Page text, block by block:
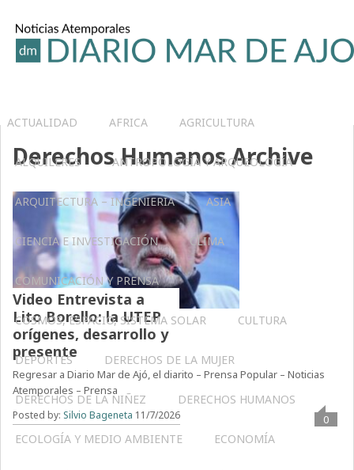
ACTUALIDAD AFRICA AGRICULTURA
ALQUILERES ANTROPOLOGÍA Y ARQUEOLOGÍA
ARQUITECTURA – INGENIERIA ASIA
CIENCIA E INVESTIGACIÓN CLIMA
COMUNICACIÓN Y PRENSA
COSMOS, ESPACIO, SISTEMA SOLAR CULTURA
DEPORTES DERECHOS DE LA MUJER
DERECHOS DE LA NIÑEZ DERECHOS HUMANOS
ECOLOGÍA Y MEDIO AMBIENTE ECONOMÍA
Derechos Humanos Archive
Video Entrevista a
Lito Borello: la UTEP
orígenes, desarrollo y
presente
Regresar a Diario Mar de Ajó, el diarito – Prensa Popular – Noticias
Atemporales – Prensa
Posted by: Silvio Bageneta 11/7/2026 0